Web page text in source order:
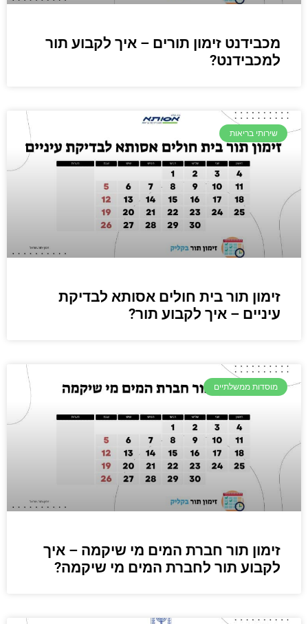
מכבידנט זימון תורים – איך לקבוע תור
למכבידנט?
שירותי בריאות
זימון תור בית חולים אסותא לבדיקת
עיניים – איך לקבוע תור?
מוסדות ממשלתיים
זימון תור חברת המים מי שיקמה – איך
לקבוע תור לחברת המים מי שיקמה?